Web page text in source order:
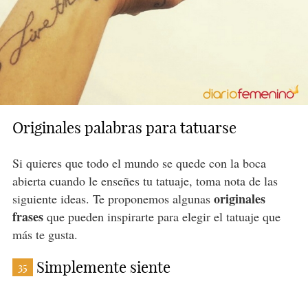
Originales palabras para tatuarse
Si quieres que todo el mundo se quede con la boca
abierta cuando le enseñes tu tatuaje, toma nota de las
siguiente ideas. Te proponemos algunas originales
frasesque pueden inspirarte para elegir el tatuaje que
más te gusta.
35 Simplemente siente